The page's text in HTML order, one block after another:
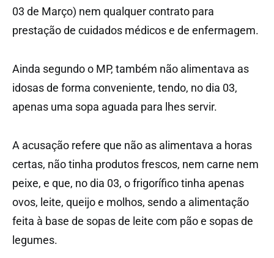
03 de Março) nem qualquer contrato para
prestação de cuidados médicos e de enfermagem.
Ainda segundo o MP, também não alimentava as
idosas de forma conveniente, tendo, no dia 03,
apenas uma sopa aguada para lhes servir.
A acusação refere que não as alimentava a horas
certas, não tinha produtos frescos, nem carne nem
peixe, e que, no dia 03, o frigorífico tinha apenas
ovos, leite, queijo e molhos, sendo a alimentação
feita à base de sopas de leite com pão e sopas de
legumes.